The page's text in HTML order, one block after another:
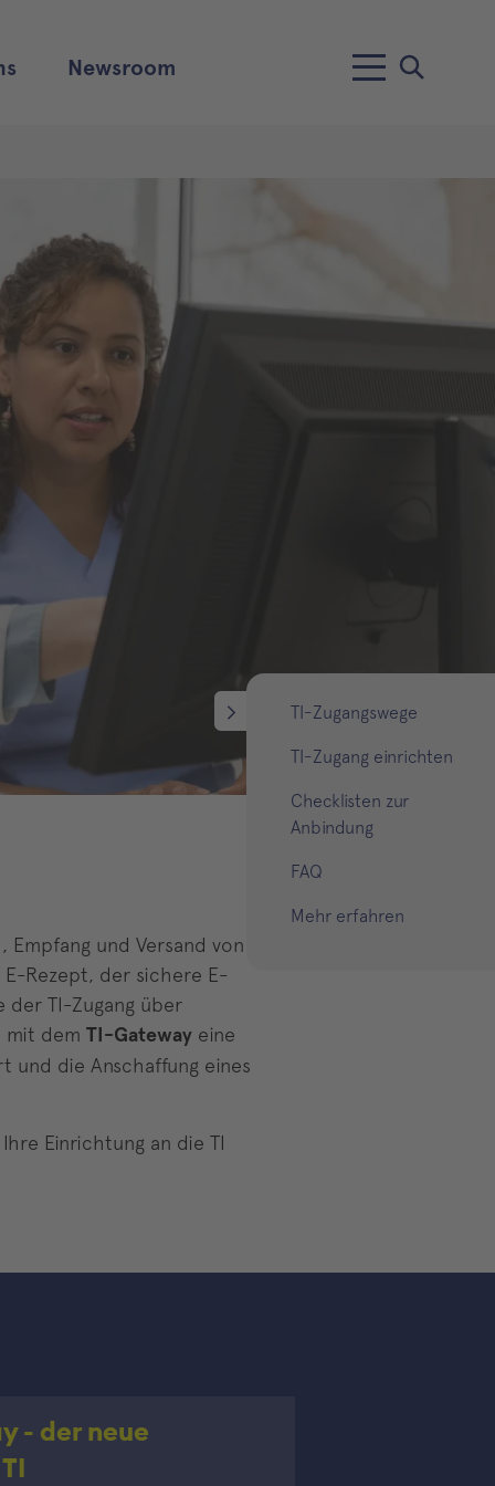
Newsroom
TI-Zugangswege
TI-Zugang einrichten
Checklisten zur
Anbindung
FAQ
Mehr erfahren
Empfang und Versand von
Rezept, der sichere E-
der TI-Zugang über
mit dem TI-Gateway eine
und die Anschaffung eines
Einrichtung an die TI
- der neue